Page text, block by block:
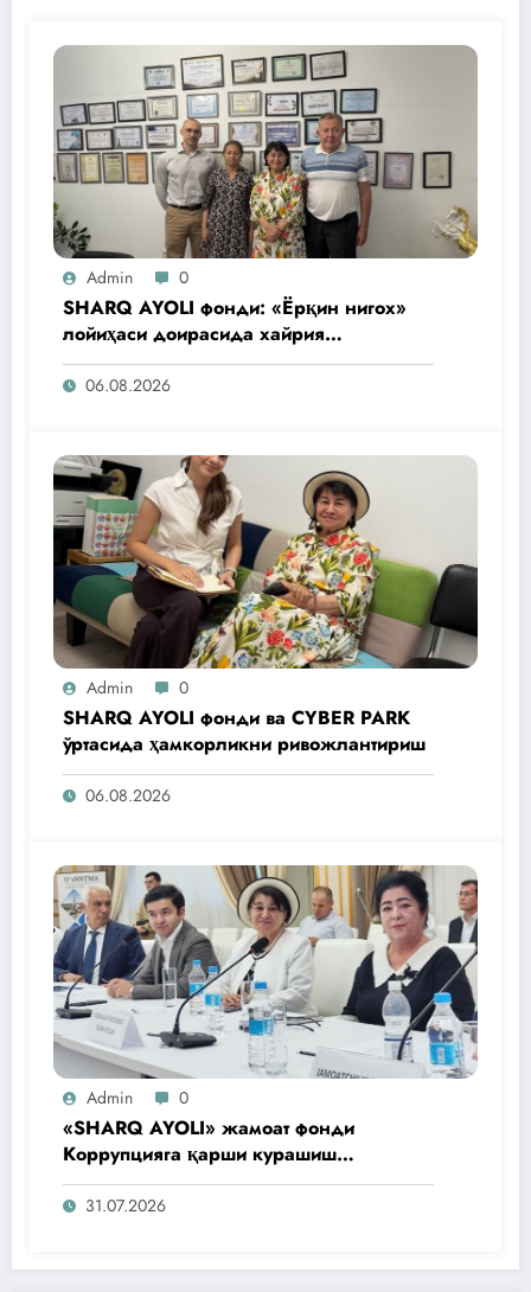
Admin 0
SHARQ AYOLI фонди: «Ёрқин нигох»
лойиҳаси доирасида хайрия
операциялари ўтказилади
06.08.2026
Admin 0
SHARQ AYOLI фонди ва CYBER PARK
ўртасида ҳамкорликни ривожлантириш
06.08.2026
Admin 0
«SHARQ AYOLI» жамоат фонди
Коррупцияга қарши курашиш
агентлигидаги жамоат эшитувида
ташаббусларини тақдим этди
31.07.2026